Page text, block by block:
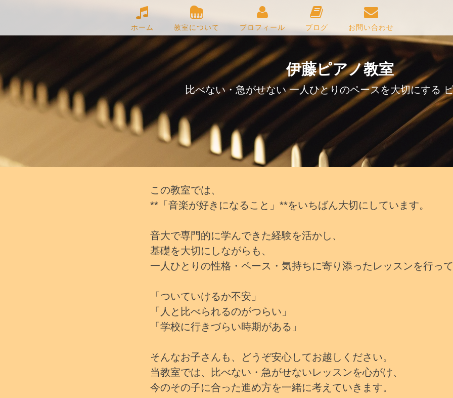
ホーム 教室について プロフィール ブログ お問い合わせ
伊藤ピアノ教室
比べない・急がせない 一人ひとりのペースを大切にする
この教室では、
**「音楽が好きになること」**をいちばん大切にしています。
音大で専門的に学んできた経験を活かし、
基礎を大切にしながらも、
一人ひとりの性格・ペース・気持ちに寄り添ったレッスンを行って
「ついていけるか不安」
「人と比べられるのがつらい」
「学校に行きづらい時期がある」
そんなお子さんも、どうぞ安心してお越しください。
当教室では、比べない・急がせないレッスンを心がけ、
今のその子に合った進め方を一緒に考えていきます。